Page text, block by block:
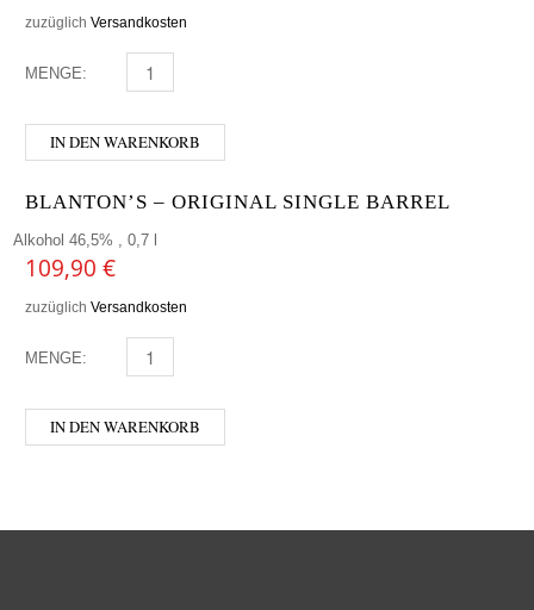
zuzüglich Versandkosten
MENGE: STARWARD - BOTRYTIS CASK MENGE
IN DEN WARENKORB
BLANTON’S – ORIGINAL SINGLE BARREL
Alkohol 46,5% , 0,7 l
109,90 €
zuzüglich Versandkosten
MENGE: BLANTON'S - ORIGINAL SINGLE BARREL MENGE
IN DEN WARENKORB